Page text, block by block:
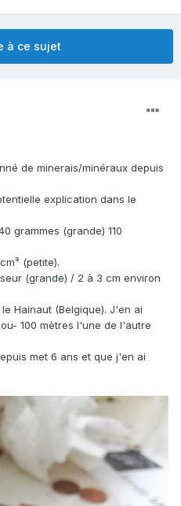
à ce sujet
de minerais/minéraux depuis
explication dans le
grammes (grande) 110
(petite).
(grande) / 2 à 3 cm environ
Hainaut (Belgique). J'en ai
100 mètres l'une de l'autre
met 6 ans et que j'en ai